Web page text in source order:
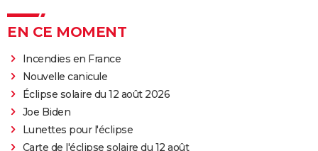
EN CE MOMENT
Incendies en France
Nouvelle canicule
Éclipse solaire du 12 août 2026
Joe Biden
Lunettes pour l'éclipse
Carte de l'éclipse solaire du 12 août